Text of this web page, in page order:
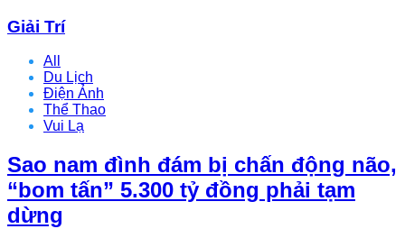
Giải Trí
All
Du Lịch
Điện Ảnh
Thể Thao
Vui Lạ
Sao nam đình đám bị chấn động não,
“bom tấn” 5.300 tỷ đồng phải tạm
dừng